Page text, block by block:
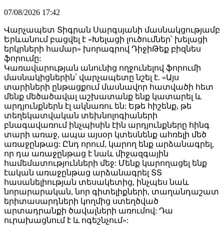
07/08/2026 17:42
Վարչապետ Տիգրան Սարգսյանի մասնակցությամբ
Երևանում բացվել է «Խելացի լուծումներ՝ խելացի
երկրների համար» խորագրով ԴիջիԹեք բիզնես
ֆորումը:
Կառավարության անունից ողջունելով ֆորումի
մասնակիցներին՝ վարչապետը նշել է. «Այս
տարիների ընթացքում մասնավոր հատվածի հետ
մենք մեծածավալ աշխատանք ենք կատարել և
արդյունքներն էլ ակնառու են: Եթե հիշենք, թե
տեղեկատվական տեխնոլոգիաների
բնագավառում ինչպիսին էին արդյունքները հինգ
տարի առաջ, ապա այսօր կտեսնենք ահռելի մեծ
առաջընթաց: Ընդ որում, կարող ենք արձանագրել,
որ դա առաջընթաց է նաև միջազգային
համեմատությունների մեջ: Մենք կարողացել ենք
էական առաջընթաց արձանագրել ՏՏ
հասանելիության տեսակետից, ինչպես նաև
նորարարական, նոր գիտելիքների, տաղանդաշատ
երիտասարդների կողմից ստեղծված
արտադրանքի ծավալների առումով: Դա
ուրախացնում է և ոգեշնչում»: